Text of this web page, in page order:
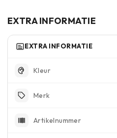
past goed.
EXTRA INFORMATIE
EXTRA INFORMATIE
Kleur
Merk
Artikelnummer